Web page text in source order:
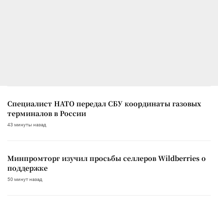
Специалист НАТО передал СБУ координаты газовых
терминалов в России
43 минуты назад
Минпромторг изучил просьбы селлеров Wildberries о
поддержке
50 минут назад